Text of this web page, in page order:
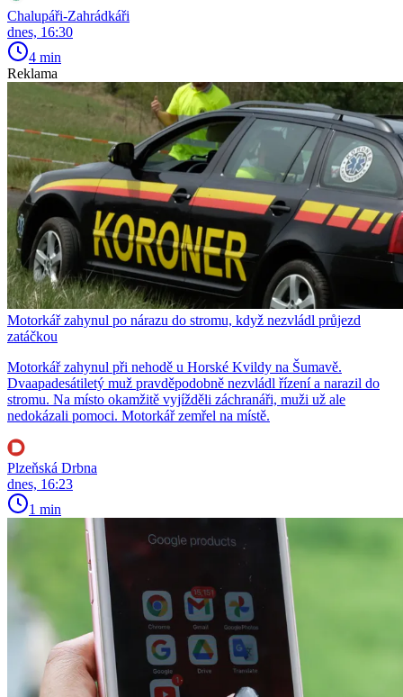
Chalupáři-Zahrádkáři
dnes, 16:30
4 min
Reklama
Motorkář zahynul po nárazu do stromu, když nezvládl průjezd
zatáčkou
Motorkář zahynul při nehodě u Horské Kvildy na Šumavě.
Dvaapadesátiletý muž pravděpodobně nezvládl řízení a narazil do
stromu. Na místo okamžitě vyjížděli záchranáři, muži už ale
nedokázali pomoci. Motorkář zemřel na místě.
Plzeňská Drbna
dnes, 16:23
1 min